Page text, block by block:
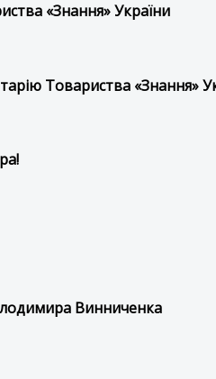
«Знання» України
Товариства «Знання»
Винниченка